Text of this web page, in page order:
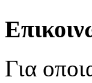
Για